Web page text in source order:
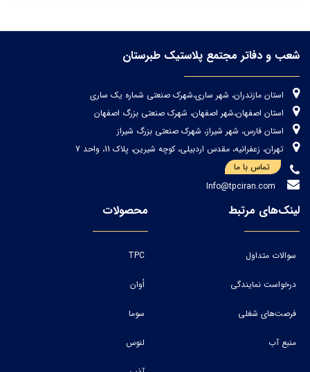
شعب و دفاتر مجتمع پلاستیک طبرستان
استان مازندران، شهر ساری،شهرک صنعتی شماره یک ساری
استان اصفهان،شهر اصفهان، شهرک صنعتی بزرگ اصفهان
استان فارس، شهر شیراز، شهرک صنعتی بزرگ شیراز
تهران، زعفرانیه، مقدس اردبیلی، کوچه شیرین، پلاک 11، واحد 7
تماس با ما
لینک‌های مرتبط
سوالات متداول
درخواست نمایندگی
فرصت‌های شغلی
منبع آب
محصولات
TPC
اُوان
سوما
لنوس